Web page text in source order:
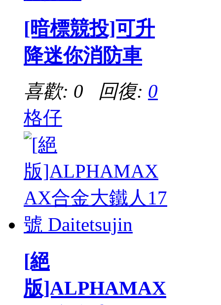
[暗標競投]可升
降迷你消防車
喜歡: 0 回復: 0
格仔
[絕
版]ALPHAMAX